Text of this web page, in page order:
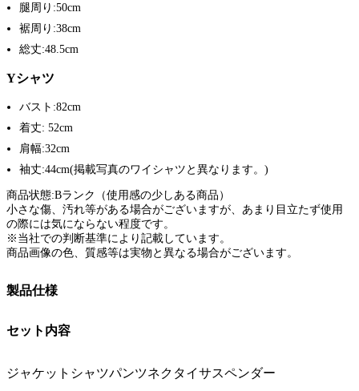
腿周り:50cm
裾周り:38cm
総丈:48.5cm
Yシャツ
バスト:82cm
着丈: 52cm
肩幅:32cm
袖丈:44cm(掲載写真のワイシャツと異なります。)
商品状態:Bランク（使用感の少しある商品）
小さな傷、汚れ等がある場合がございますが、あまり目立たず使用
の際には気にならない程度です。
※当社での判断基準により記載しています。
商品画像の色、質感等は実物と異なる場合がございます。
製品仕様
セット内容
ジャケットシャツパンツネクタイサスペンダー